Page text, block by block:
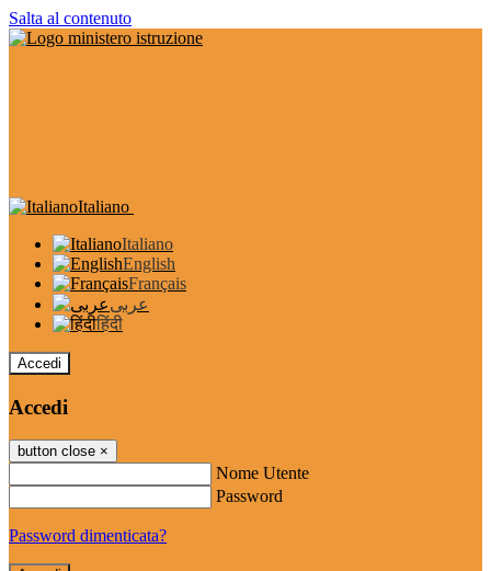
Salta al contenuto
Italiano
Italiano
English
Français
عربى
हिंदी
Accedi
Accedi
button close ×
Nome Utente
Password
Password dimenticata?